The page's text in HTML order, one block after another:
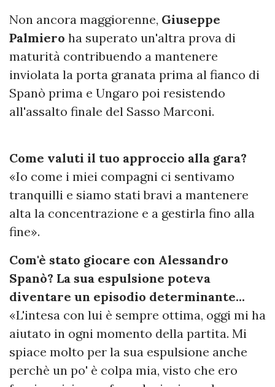
Non ancora maggiorenne, Giuseppe
Palmiero ha superato un'altra prova di
maturità contribuendo a mantenere
inviolata la porta granata prima al fianco di
Spanò prima e Ungaro poi resistendo
all'assalto finale del Sasso Marconi.
Come valuti il tuo approccio alla gara?
«Io come i miei compagni ci sentivamo
tranquilli e siamo stati bravi a mantenere
alta la concentrazione e a gestirla fino alla
fine».
Com'è stato giocare con Alessandro
Spanò? La sua espulsione poteva
diventare un episodio determinante...
«L'intesa con lui è sempre ottima, oggi mi ha
aiutato in ogni momento della partita. Mi
spiace molto per la sua espulsione anche
perchè un po' è colpa mia, visto che ero